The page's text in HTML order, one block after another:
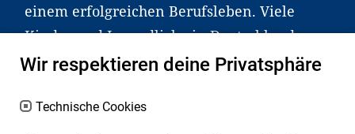
einem erfolgreichen Berufsleben. Viele
Kinder und Jugendliche in Deutschland
haben aber große Schwierigkeiten dabei.
an Familien sowie an Erzieher*innen,
Wir respektieren deine Privatsphäre
Technische Cookies